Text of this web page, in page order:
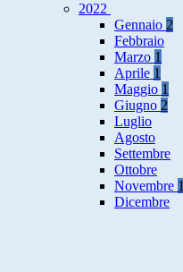
2022
Gennaio 2
Febbraio
Marzo 1
Aprile 1
Maggio 1
Giugno 2
Luglio
Agosto
Settembre
Ottobre
Novembre 1
Dicembre